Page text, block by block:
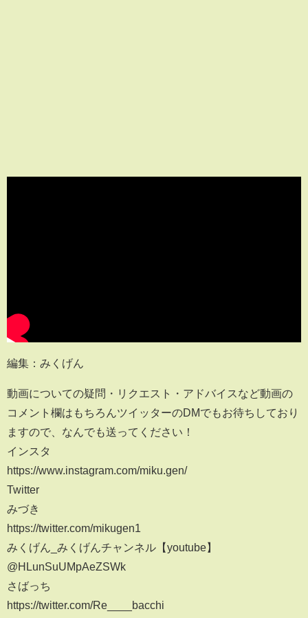
編集：みくげん
動画についての疑問・リクエスト・アドバイスなど動画の
コメント欄はもちろんツイッターのDMでもお待ちしており
ますので、なんでも送ってください！
インスタ
https://www.instagram.com/miku.gen/
Twitter
みづき
https://twitter.com/mikugen1
みくげん_みくげんチャンネル【youtube】
@HLunSuUMpAeZSWk
さばっち
https://twitter.com/Re____bacchi